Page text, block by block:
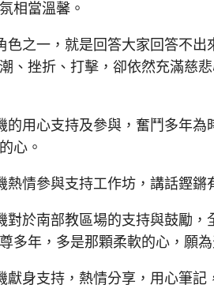
相當溫馨。
之一，就是回答大家回答不出
、挫折、打擊，卻依然充滿慈
用心支持及參與，奮鬥多年為
心。
情參與支持工作坊，講話鏗鏘
於南部教區場的支持與鼓勵，
多年，多是那顆柔軟的心，願
身支持，熱情分享，用心筆記